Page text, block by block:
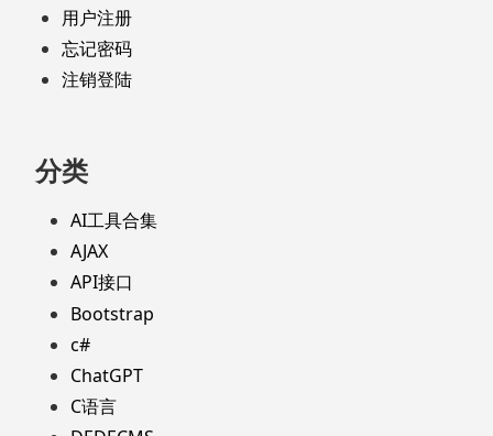
用户注册
忘记密码
注销登陆
分类
AI工具合集
AJAX
API接口
Bootstrap
c#
ChatGPT
C语言